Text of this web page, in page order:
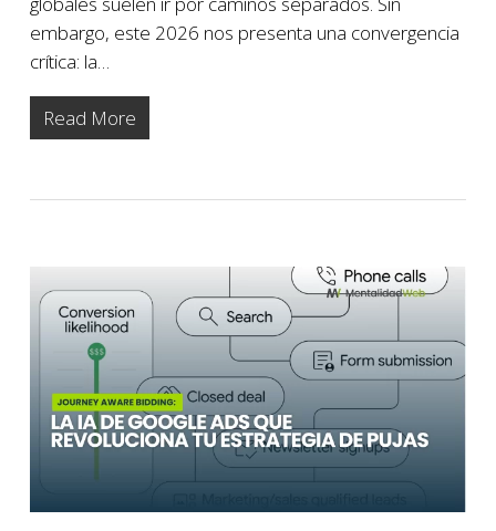
embargo, este 2026 nos presenta una convergencia
crítica: la…
Read More